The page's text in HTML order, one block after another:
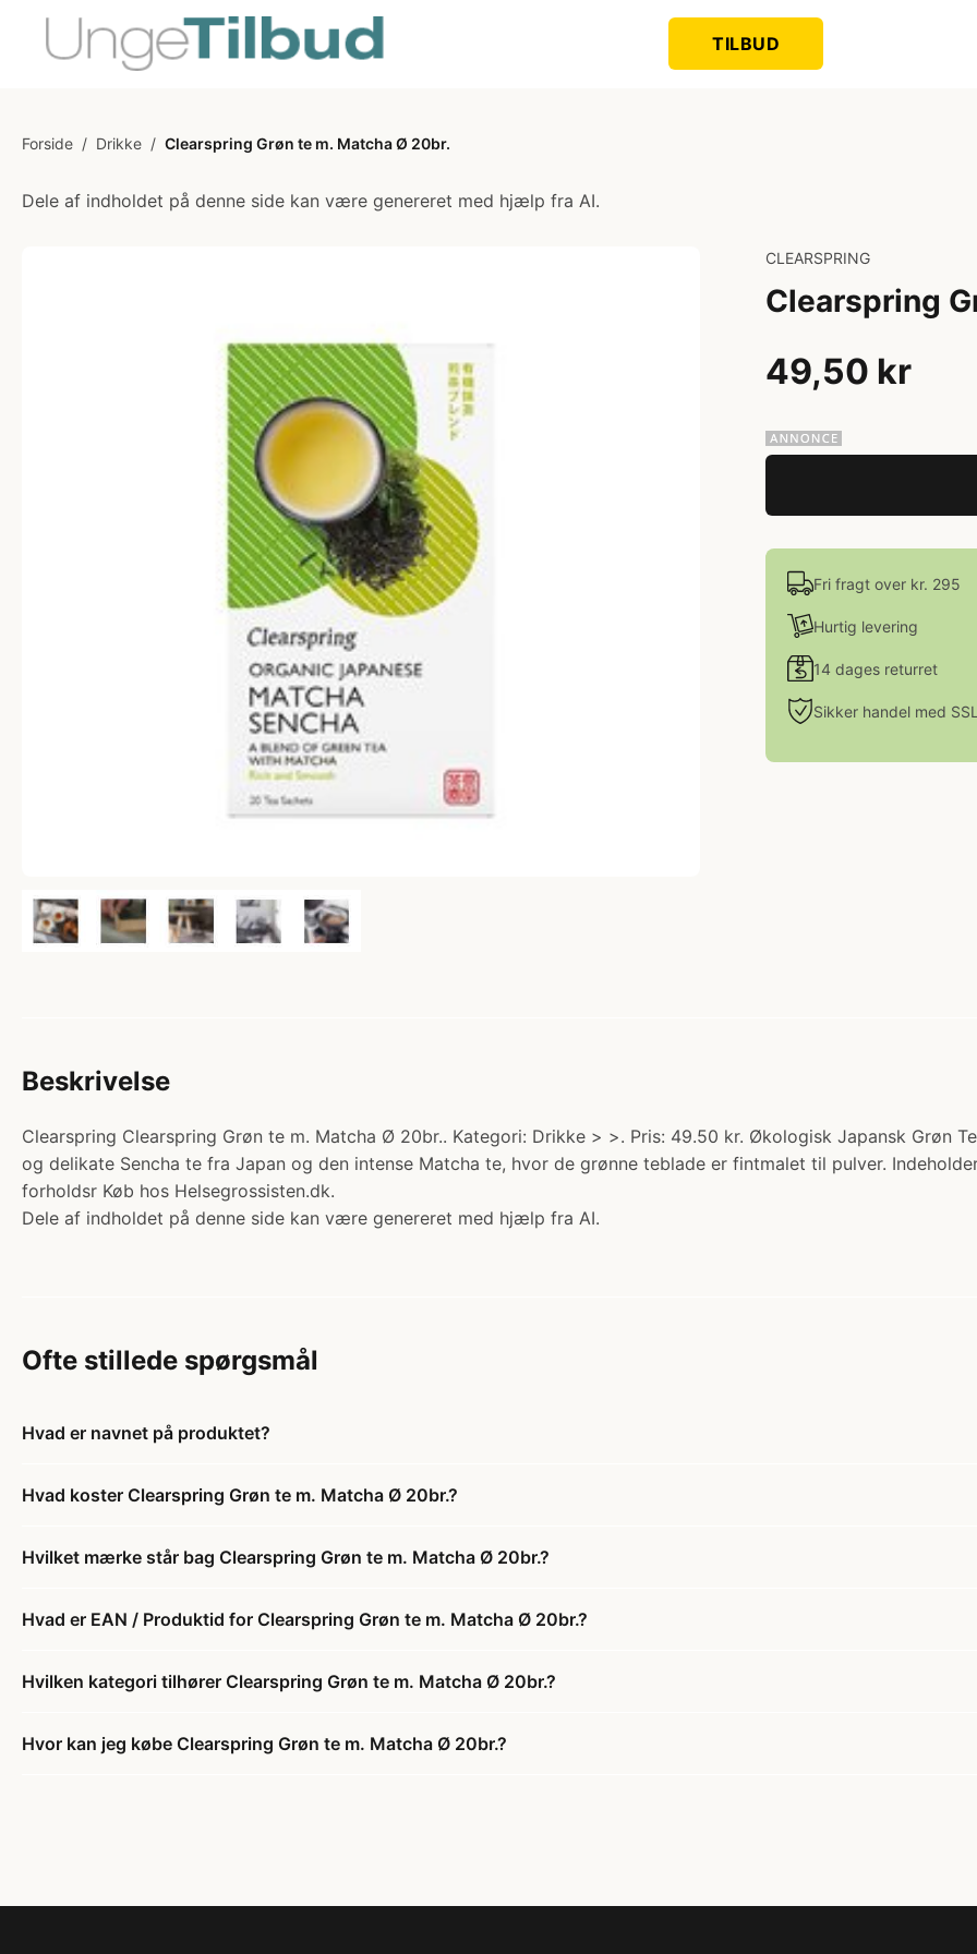
TILBUD
Forside / Drikke / Clearspring Grøn te m. Matcha Ø 20br.
Dele af indholdet på denne side kan være genereret med hjælp fra AI.
CLEARSPRING
Clearspring
49,50 kr
Fri fragt over kr. 295
Hurtig levering
14 dages returret
Sikker handel med
Beskrivelse
Clearspring Clearspring Grøn te m. Matcha Ø 20br.. Kategori: Drikke > >. Pris: 49.50 kr. Økologisk Japansk Grøn
og delikate Sencha te fra Japan og den intense Matcha te, hvor de grønne teblade er fintmalet til pulver.
forholdsr Køb hos Helsegrossisten.dk.
Dele af indholdet på denne side kan være genereret med hjælp fra AI.
Ofte stillede spørgsmål
Hvad er navnet på produktet?
Hvad koster Clearspring Grøn te m. Matcha Ø 20br.?
Hvilket mærke står bag Clearspring Grøn te m. Matcha Ø 20br.?
Hvad er EAN / Produktid for Clearspring Grøn te m. Matcha Ø 20br.?
Hvilken kategori tilhører Clearspring Grøn te m. Matcha Ø 20br.?
Hvor kan jeg købe Clearspring Grøn te m. Matcha Ø 20br.?